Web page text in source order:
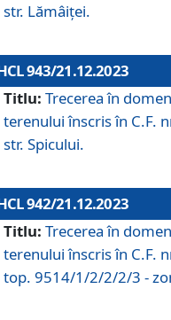
str. Lămâiței.
943/21.12.2023
Titlu: Trecerea în
terenului înscris în C.F.
str. Spicului.
942/21.12.2023
Titlu: Trecerea în
terenului înscris în C.F.
top. 9514/1/2/2/2/3 -